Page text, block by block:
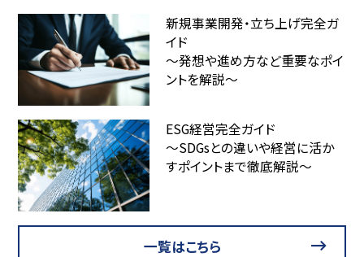
新規事業開発・立ち上げ完全ガ
イド
～発想や進め方など重要なポイ
ントを解説～
ESG経営完全ガイド
～SDGsとの違いや経営に活か
すポイントまで徹底解説～
一覧はこちら